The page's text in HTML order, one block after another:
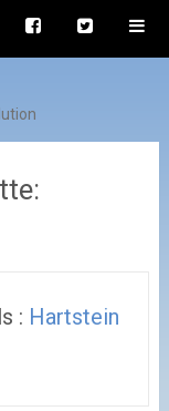
: Hartstein